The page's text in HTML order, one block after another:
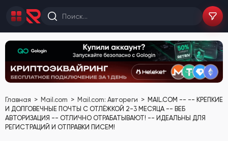
Главная Mail.com Mail.com: Автореги
MAIL.COM -- -- КРЕПКИЕ
И ДОЛГОВЕЧНЫЕ ПОЧТЫ С ОТЛЁЖКОЙ 2-3 МЕСЯЦА -- ВЕБ
АВТОРИЗАЦИЯ -- ОТЛИЧНО ОТРАБАТЫВАЮТ! -- ИДЕАЛЬНЫ ДЛЯ
РЕГИСТРАЦИЙ И ОТПРАВКИ ПИСЕМ!